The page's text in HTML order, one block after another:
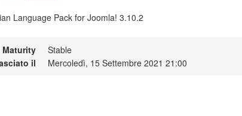
Language Pack for Joomla! 3.10.2
Maturity
Stable
il
Mercoledì, 15 Settembre 2021 21:00